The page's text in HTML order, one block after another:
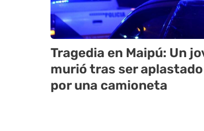
Tragedia en Maipú: Un
murió tras ser aplastado
por una camioneta